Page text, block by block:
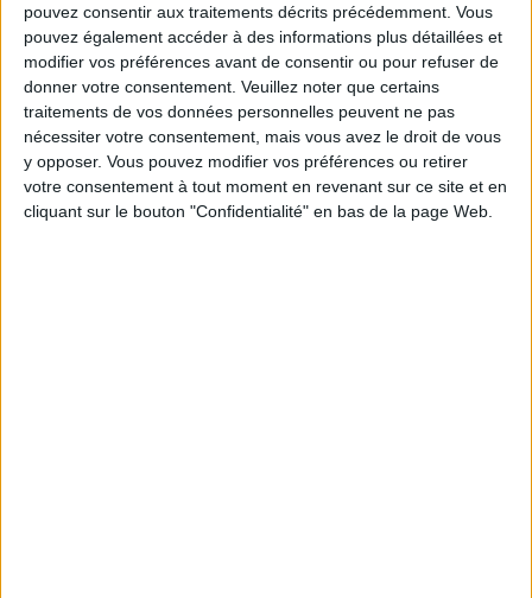
pouvez consentir aux traitements décrits précédemment. Vous
pouvez également accéder à des informations plus détaillées et
modifier vos préférences avant de consentir ou pour refuser de
donner votre consentement. Veuillez noter que certains
traitements de vos données personnelles peuvent ne pas
nécessiter votre consentement, mais vous avez le droit de vous
y opposer. Vous pouvez modifier vos préférences ou retirer
votre consentement à tout moment en revenant sur ce site et en
cliquant sur le bouton "Confidentialité" en bas de la page Web.
Peut-on remplacer la viande par des féculents
? Consultation diététique du 05/08/2026